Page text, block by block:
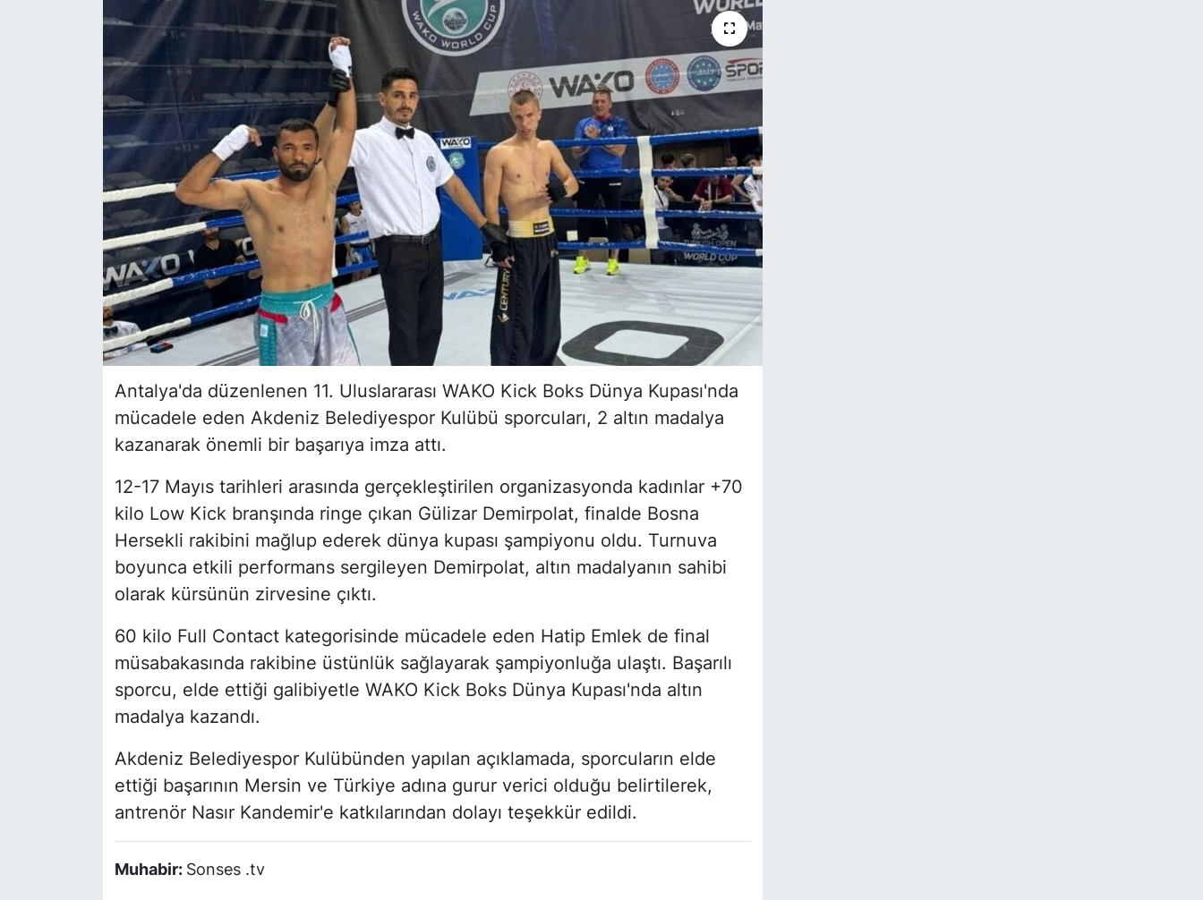
Antalya'da düzenlenen 11. Uluslararası WAKO Kick Boks Dünya Kupası'nda
mücadele eden Akdeniz Belediyespor Kulübü sporcuları, 2 altın madalya
kazanarak önemli bir başarıya imza attı.
12-17 Mayıs tarihleri arasında gerçekleştirilen organizasyonda kadınlar +70
kilo Low Kick branşında ringe çıkan Gülizar Demirpolat, finalde Bosna
Hersekli rakibini mağlup ederek dünya kupası şampiyonu oldu. Turnuva
boyunca etkili performans sergileyen Demirpolat, altın madalyanın sahibi
olarak kürsünün zirvesine çıktı.
60 kilo Full Contact kategorisinde mücadele eden Hatip Emlek de final
müsabakasında rakibine üstünlük sağlayarak şampiyonluğa ulaştı. Başarılı
sporcu, elde ettiği galibiyetle WAKO Kick Boks Dünya Kupası'nda altın
madalya kazandı.
Akdeniz Belediyespor Kulübünden yapılan açıklamada, sporcuların elde
ettiği başarının Mersin ve Türkiye adına gurur verici olduğu belirtilerek,
antrenör Nasır Kandemir'e katkılarından dolayı teşekkür edildi.
Muhabir: Sonses .tv
YEREL HABER
Haberde insan